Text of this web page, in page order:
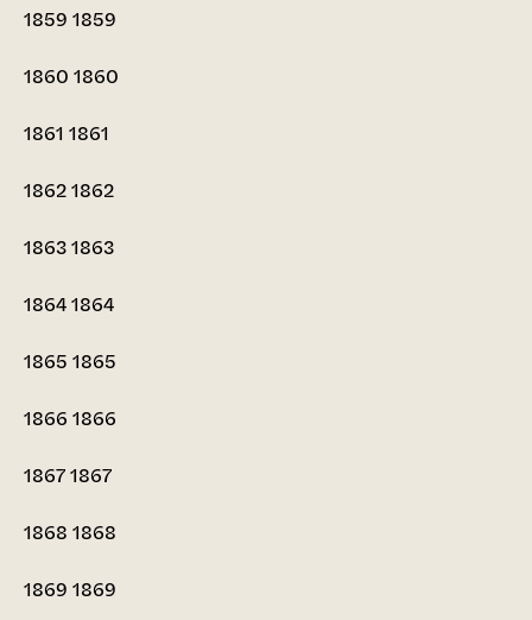
1859 1859
1860 1860
1861 1861
18621862
18631863
18641864
1865 1865
1866 1866
18671867
1868 1868
1869 1869